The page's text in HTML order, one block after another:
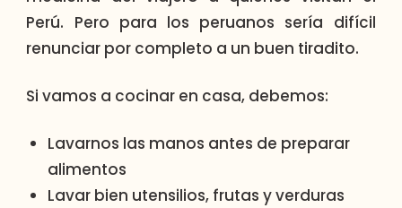
Perú. Pero para los peruanos sería difícil
renunciar por completo a un buen tiradito.
Si vamos a cocinar en casa, debemos:
Lavarnos las manos antes de preparar
alimentos
Lavar bien utensilios, frutas y verduras